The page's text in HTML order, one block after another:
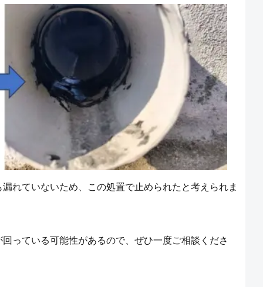
れていないため、この処置で止められたと考えられま
っている可能性があるので、ぜひ一度ご相談くださ